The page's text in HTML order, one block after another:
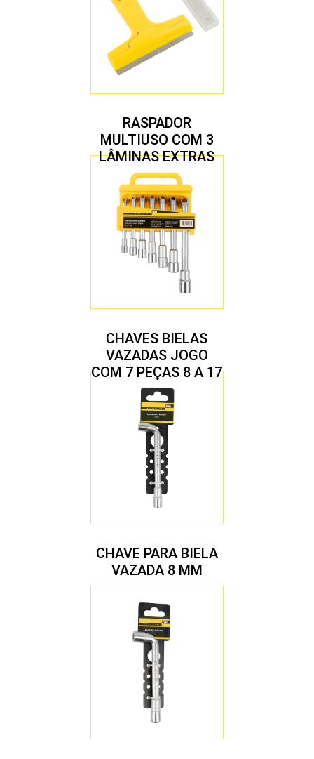
RASPADOR
MULTIUSO COM 3
LÂMINAS EXTRAS
CHAVES BIELAS
VAZADAS JOGO
COM 7 PEÇAS 8 A 17
MM
CHAVE PARA BIELA
VAZADA 8 MM